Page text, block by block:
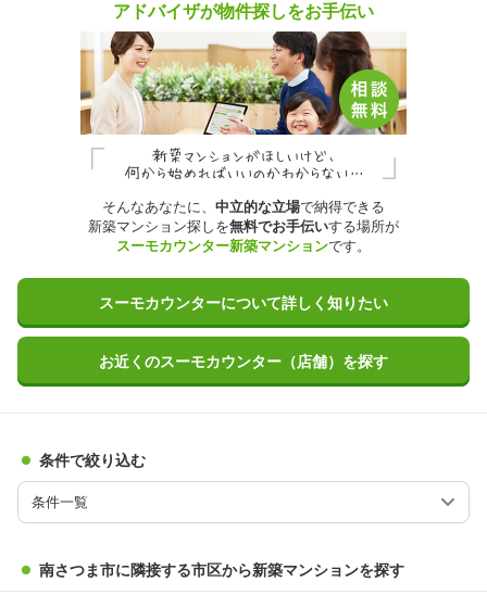
アドバイザが物件探しをお手伝い
そんなあなたに、 中立的な立場で納得できる
新築マンション探しを無料でお手伝いする場所が
スーモカウンター新築マンションです。
スーモカウンターについて詳しく知りたい
お近くのスーモカウンター（店舗）を探す
条件で絞り込む
条件一覧
南さつま市に隣接する市区から新築マンションを探す